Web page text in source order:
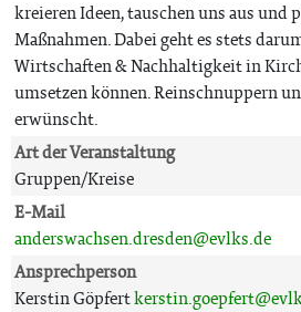
kreieren Ideen, tauschen uns aus und
Maßnahmen. Dabei geht es stets
Wirtschaften & Nachhaltigkeit in
umsetzen können. Reinschnuppern
erwünscht.
Art der Veranstaltung
Gruppen/Kreise
E-Mail
anderswachsen.dresden@evlks.de
Ansprechperson
Kerstin Göpfert